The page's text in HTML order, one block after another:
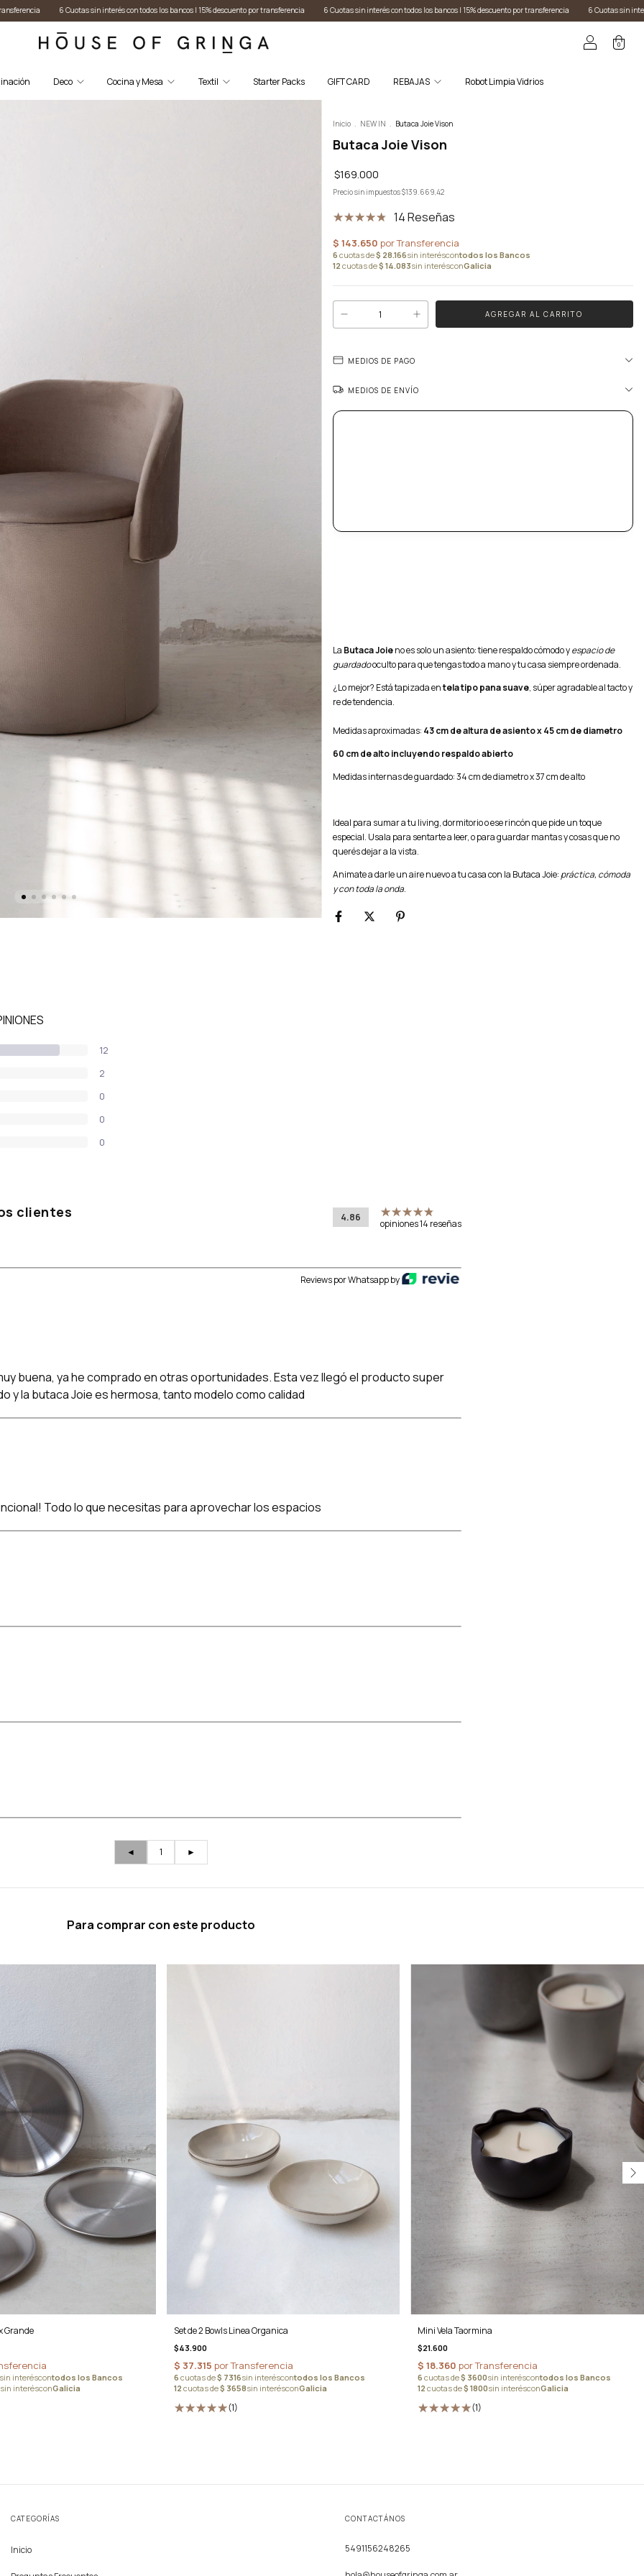
todos los bancos I 15% descuento por transferencia 6 Cuotas sin interés con todos los bancos I 15% descuento por transferencia 6 Cuotas sin interés con todos los bancos I 15%
0
Deco Cocina y Mesa Textil Starter Packs GIFT CARD REBAJAS Robot Limpia Vidrios
Inicio NEW IN Butaca Joie Vison
Butaca Joie Vison
$169.000
Precio sin impuestos$139.669,42
14 Reseñas
MEDIOS DE PAGO
MEDIOS DE ENVÍO
La Butaca Joieno es solo un asiento: tiene respaldo cómodo yespacio de
guardadooculto para que tengas todo a mano y tu casa siempre ordenada.
¿Lo mejor? Está tapizada entela tipo pana suave, súper agradable al tacto y
re de tendencia.
Medidas aproximadas: 43 cm de altura de asiento x 45 cm de diametro
60 cm de alto incluyendo respaldo abierto
Medidas internas de guardado: 34 cm de diametro x 37 cm de alto
Ideal para sumar a tu living, dormitorio o ese rincón que pide un toque
especial. Usala para sentarte a leer, o para guardar mantas y cosas que no
querés dejar a la vista.
Animate a darle un aire nuevo a tu casa con la Butaca Joie: práctica, cómoda
y con toda la onda.
12
2
0
0
0
clientes 4.86
opiniones 14 reseñas
Reviews por Whatsapp by
buena, ya he comprado en otras oportunidades. Esta vez llegó el producto super
y la butaca Joie es hermosa, tanto modelo como calidad
Todo lo que necesitas para aprovechar los espacios
◄ 1 ►
Para comprar con este producto
Grande Set de 2 Bowls Linea Organica
$43.900
(1)
Mini Vela Taormina
$21.600
(1)
CATEGORÍAS
Inicio
CONTACTÁNOS
5491156248265